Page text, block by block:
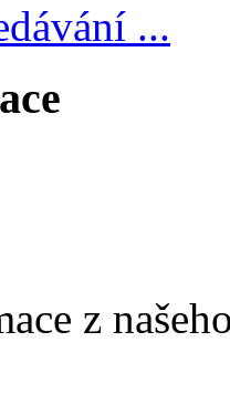
...
z